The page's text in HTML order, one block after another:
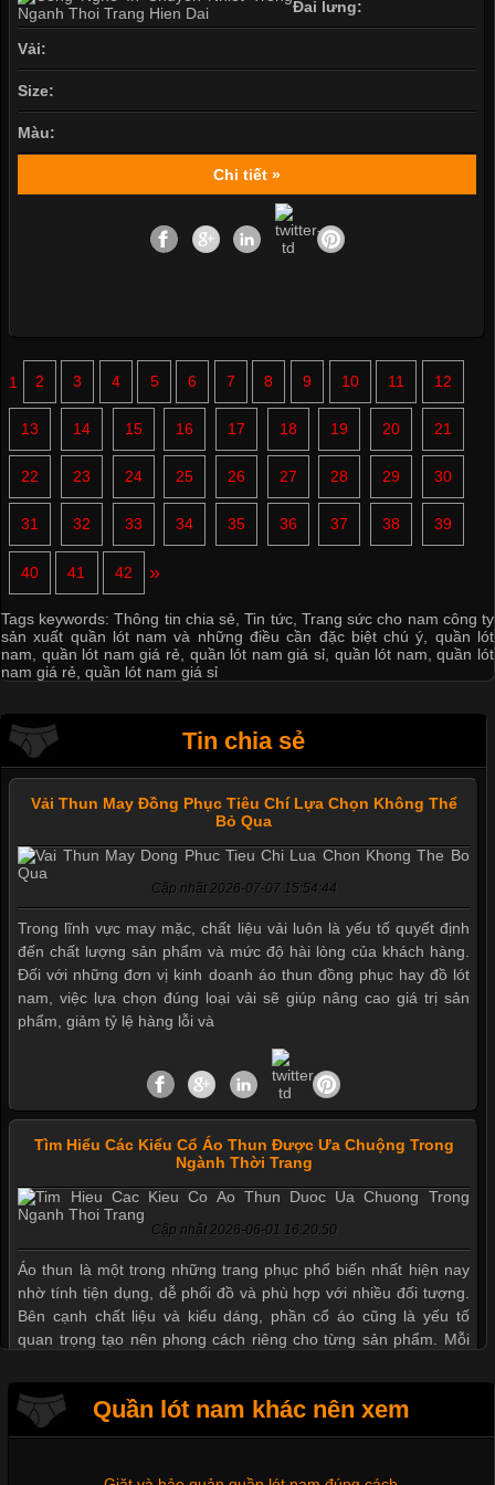
Đai lưng:
Vải:
Size:
Màu:
Chi tiết »
1 2 3 4 5 6 7 8 9 10 11 12
13 14 15 16 17 18 19 20 21
22 23 24 25 26 27 28 29 30
31 32 33 34 35 36 37 38 39
40 41 42 »
Tags keywords:Thông tin chia sẻ ,Tin tức, Trang sức cho nam công ty
sản xuất quần lót nam và những điều cần đặc biệt chú ý
quần lót
nam
quần lót nam giá rẻ quần lót nam giá sỉ quần lót nam ,quần lót
nam giá rẻ quần lót nam giá sỉ
Tin chia sẻ
Vải Thun May Đồng Phục Tiêu Chí Lựa Chọn Không Thể
Bỏ Qua
Cập nhật 2026-07-07 15:54:44
Trong lĩnh vực may mặc, chất liệu vải luôn là yếu tố quyết định
đến chất lượng sản phẩm và mức độ hài lòng của khách hàng.
Đối với những đơn vị kinh doanh áo thun đồng phục hay đồ lót
nam, việc lựa chọn đúng loại vải sẽ giúp nâng cao giá trị sản
phẩm, giảm tỷ lệ hàng lỗi và
Tìm Hiểu Các Kiểu Cổ Áo Thun Được Ưa Chuộng Trong
Ngành Thời Trang
Cập nhật 2026-06-01 16:20:50
Áo thun là một trong những trang phục phổ biến nhất hiện nay
nhờ tính tiện dụng, dễ phối đồ và phù hợp với nhiều đối tượng.
Bên cạnh chất liệu và kiểu dáng, phần cổ áo cũng là yếu tố
quan trọng tạo nên phong cách riêng cho từng sản phẩm. Mỗi
Quần lót nam khác nên xem
Mẫu quần short quần lót nam nữ hè thu 2017
Thị hiều quần lót nam bơi lội nam và nữ 2017
Xu hướng thời trang trẻ và quần lót nam giá sỉ